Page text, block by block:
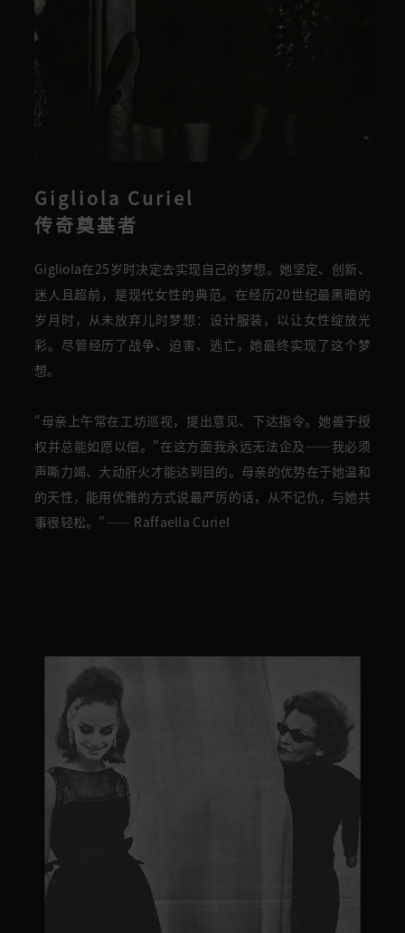
Gigliola Curiel
传奇奠基者
Gigliola在25岁时决定去实现自己的梦想。 她 坚定、创新、
迷人且超前 ， 是现代女性的典范 。 在经历20世纪最黑暗的
岁月时，从未放弃儿时梦想 ： 设计服装 ，以 让女性绽放光
彩。尽管经历了战争、迫害、逃亡， 她最终 实现了这个梦
想。
“母亲上午常在工坊巡视，提出意见、下达指令。她善于授
权并总能如愿以偿。"在这方面我永远无法企及——我必须
声嘶力竭、大动肝火才能达到目的。母亲的优势在于她温和
的天性，能用优雅的方式说最严厉的话，从不记仇，与她共
事很轻松。” —— Raffaella Curiel